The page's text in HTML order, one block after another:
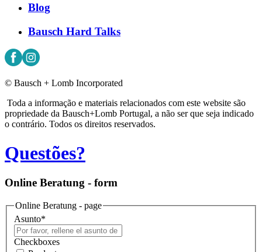
Blog
Bausch Hard Talks
© Bausch + Lomb Incorporated
Toda a informação e materiais relacionados com este website são
propriedade da Bausch+Lomb Portugal, a não ser que seja indicado
o contrário. Todos os direitos reservados.
Questões?
Online Beratung - form
Online Beratung - page
Asunto*
Checkboxes